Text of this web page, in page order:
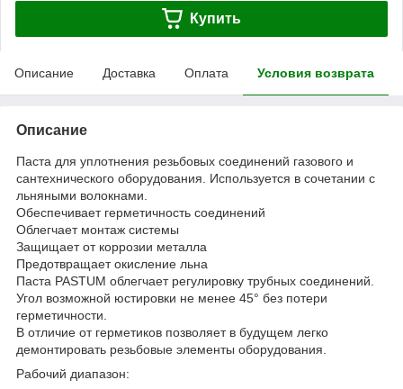
Купить
Описание Доставка Оплата Условия возврата
Описание
Паста для уплотнения резьбовых соединений газового и
сантехнического оборудования. Используется в сочетании с
льняными волокнами.
Обеспечивает герметичность соединений
Облегчает монтаж системы
Защищает от коррозии металла
Предотвращает окисление льна
Паста PASTUM облегчает регулировку трубных соединений.
Угол возможной юстировки не менее 45° без потери
герметичности.
В отличие от герметиков позволяет в будущем легко
демонтировать резьбовые элементы оборудования.
Рабочий диапазон: